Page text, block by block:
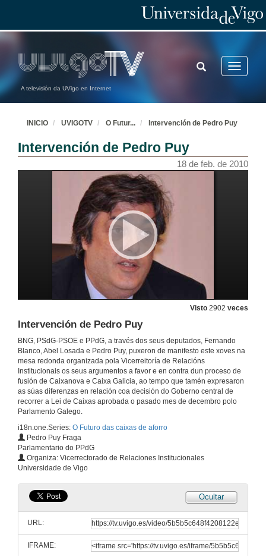
A televisión da UVigo en Internet
Toggle
TOGGLE
SEARCH
INICIO UVIGOTV O Futur... Intervención de Pedro Puy
Intervención de Pedro Puy
18 de feb. de 2010
Visto 2902 veces
Intervención de Pedro Puy
BNG, PSdG-PSOE e PPdG, a través dos seus deputados, Fernando
Blanco, Abel Losada e Pedro Puy, puxeron de manifesto este xoves na
mesa redonda organizada pola Vicerreitoría de Relacións
Institucionais os seus argumentos a favor e en contra dun proceso de
fusión de Caixanova e Caixa Galicia, ao tempo que tamén expresaron
as súas diferenzas en relación coa decisión do Goberno central de
recorrer a Lei de Caixas aprobada o pasado mes de decembro polo
Parlamento Galego.
i18n.one.Series: O Futuro das caixas de aforro
Pedro Puy Fraga
Parlamentario do PPdG
Organiza: Vicerrectorado de Relaciones Institucionales
Universidade de Vigo
Ocultar
URL:
IFRAME:
18 de feb. de 2010